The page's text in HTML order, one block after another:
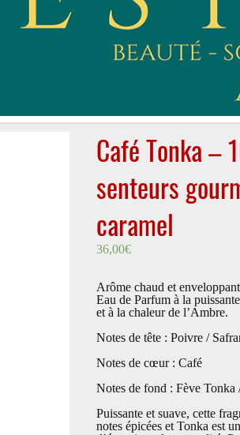
Café Tonka –
senteurs
caramel
36,00€
Arôme chaud et
Eau de Parfum à la
et à la chaleur de l’Ambre.
Notes de tête : Poivre /
Notes de cœur : Café
Notes de fond : Fève Tonka
Puissante et suave, cette
notes épicées et Tonka est